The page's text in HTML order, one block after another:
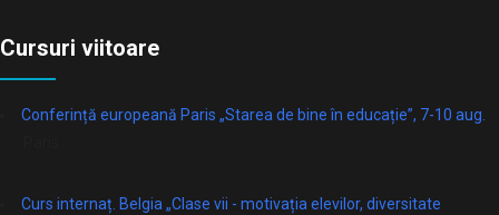
Cursuri viitoare
Conferință europeană Paris „Starea de bine în educație”, 7-10 aug.
Curs internaț. Belgia „Clase vii - motivația elevilor, diversitate